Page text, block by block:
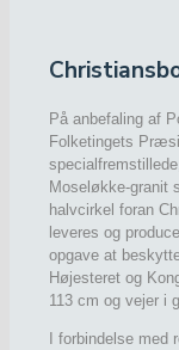
På anbefaling af
Folketingets
Moseløkke-granit
halvcirkel foran
leveres og
opgave at
Højesteret og
113 cm og vejer i
I forbindelse med